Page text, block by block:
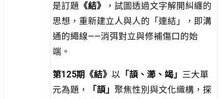
是訂題 《結》
，試圖透過文字解開糾纏的
思想，重新建立人與人的「連結」，即溝
通的繩線——消弭對立與修補傷口的始
端。
第125期《結》 以 「頡、瀄、竭」 三大單
元為題，
「頡」 聚焦性別與文化織構，探